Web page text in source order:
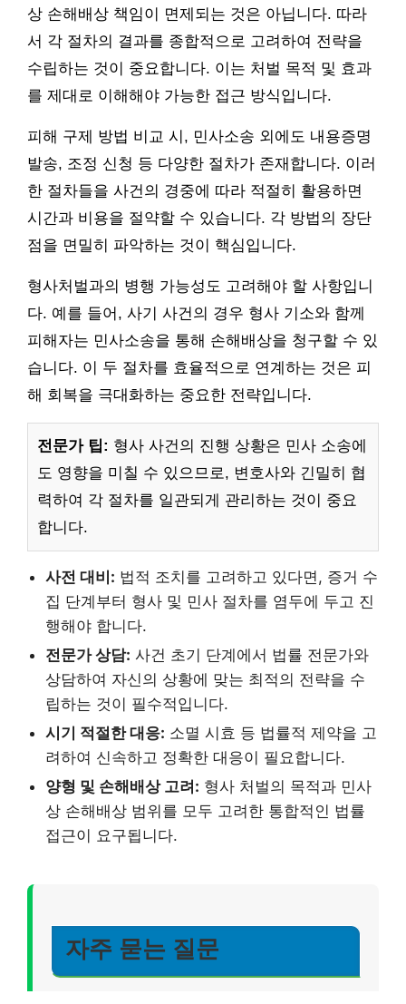
상 손해배상 책임이 면제되는 것은 아닙니다. 따라
서 각 절차의 결과를 종합적으로 고려하여 전략을
수립하는 것이 중요합니다. 이는 처벌 목적 및 효과
를 제대로 이해해야 가능한 접근 방식입니다.
피해 구제 방법 비교 시, 민사소송 외에도 내용증명
발송, 조정 신청 등 다양한 절차가 존재합니다. 이러
한 절차들을 사건의 경중에 따라 적절히 활용하면
시간과 비용을 절약할 수 있습니다. 각 방법의 장단
점을 면밀히 파악하는 것이 핵심입니다.
형사처벌과의 병행 가능성도 고려해야 할 사항입니
다. 예를 들어, 사기 사건의 경우 형사 기소와 함께
피해자는 민사소송을 통해 손해배상을 청구할 수 있
습니다. 이 두 절차를 효율적으로 연계하는 것은 피
해 회복을 극대화하는 중요한 전략입니다.
전문가 팁: 형사 사건의 진행 상황은 민사 소송에
도 영향을 미칠 수 있으므로, 변호사와 긴밀히 협
력하여 각 절차를 일관되게 관리하는 것이 중요
합니다.
사전 대비: 법적 조치를 고려하고 있다면, 증거 수
집 단계부터 형사 및 민사 절차를 염두에 두고 진
행해야 합니다.
전문가 상담: 사건 초기 단계에서 법률 전문가와
상담하여 자신의 상황에 맞는 최적의 전략을 수
립하는 것이 필수적입니다.
시기 적절한 대응: 소멸 시효 등 법률적 제약을 고
려하여 신속하고 정확한 대응이 필요합니다.
양형 및 손해배상 고려: 형사 처벌의 목적과 민사
상 손해배상 범위를 모두 고려한 통합적인 법률
접근이 요구됩니다.
자주 묻는 질문